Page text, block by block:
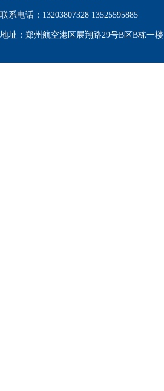
联系电话：13203807328 13525595885
地址：郑州航空港区展翔路29号B区B栋一楼